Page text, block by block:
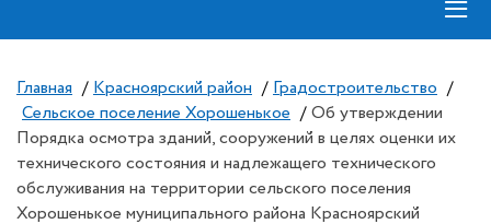
Главная / Красноярский район / Градостроительство /
Сельское поселение Хорошенькое / Об утверждении
Порядка осмотра зданий, сооружений в целях оценки их
технического состояния и надлежащего технического
обслуживания на территории сельского поселения
Хорошенькое муниципального района Красноярский